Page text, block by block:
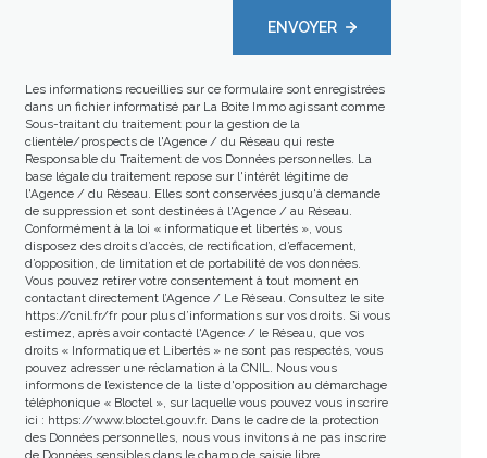
ENVOYER
Les informations recueillies sur ce formulaire sont enregistrées
dans un fichier informatisé par La Boite Immo agissant comme
Sous-traitant du traitement pour la gestion de la
clientèle/prospects de l'Agence / du Réseau qui reste
Responsable du Traitement de vos Données personnelles. La
base légale du traitement repose sur l'intérêt légitime de
l'Agence / du Réseau. Elles sont conservées jusqu'à demande
de suppression et sont destinées à l'Agence / au Réseau.
Conformément à la loi « informatique et libertés », vous
disposez des droits d’accès, de rectification, d’effacement,
d’opposition, de limitation et de portabilité de vos données.
Vous pouvez retirer votre consentement à tout moment en
contactant directement l’Agence / Le Réseau. Consultez le site
https://cnil.fr/frpour plus d’informations sur vos droits. Si vous
estimez, après avoir contacté l'Agence / le Réseau, que vos
droits « Informatique et Libertés » ne sont pas respectés, vous
pouvez adresser une réclamation à la CNIL. Nous vous
informons de l’existence de la liste d'opposition au démarchage
téléphonique « Bloctel », sur laquelle vous pouvez vous inscrire
ici : https://www.bloctel.gouv.fr. Dans le cadre de la protection
des Données personnelles, nous vous invitons à ne pas inscrire
de Données sensibles dans le champ de saisie libre.